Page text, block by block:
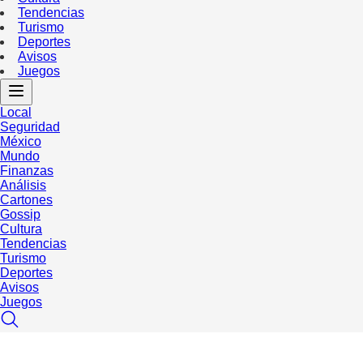
Tendencias
Turismo
Deportes
Avisos
Juegos
Local
Seguridad
México
Mundo
Finanzas
Análisis
Cartones
Gossip
Cultura
Tendencias
Turismo
Deportes
Avisos
Juegos